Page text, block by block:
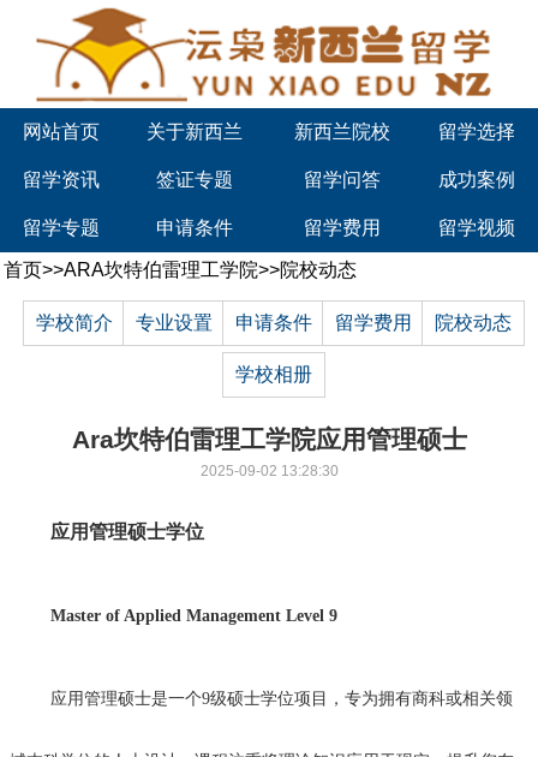
网站首页 关于新西兰 新西兰院校 留学选择
留学资讯 签证专题 留学问答 成功案例
留学专题 申请条件 留学费用 留学视频
首页>>ARA坎特伯雷理工学院>>院校动态
学校简介 专业设置 申请条件 留学费用 院校动态
学校相册
Ara坎特伯雷理工学院应用管理硕士
2025-09-02 13:28:30
应用管理硕士学位
Master of Applied Management Level 9
应用管理硕士是一个9级硕士学位项目，专为拥有商科或相关领